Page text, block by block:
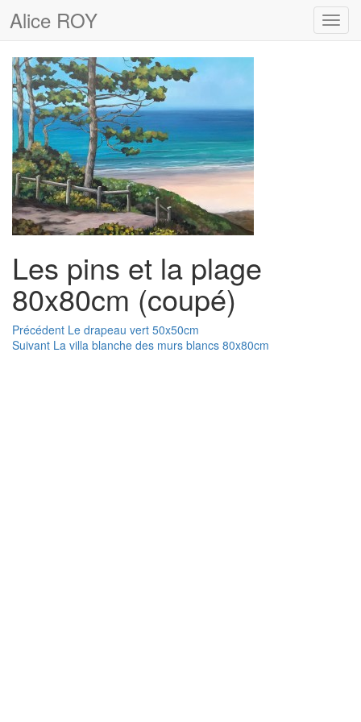
Alice ROY
Les pins et la plage
80x80cm (coupé)
Navigation
de
Précédent Article
précédent :
Le drapeau vert 50x50cm
Suivant Article
La villa blanche des murs blancs 80x80cm